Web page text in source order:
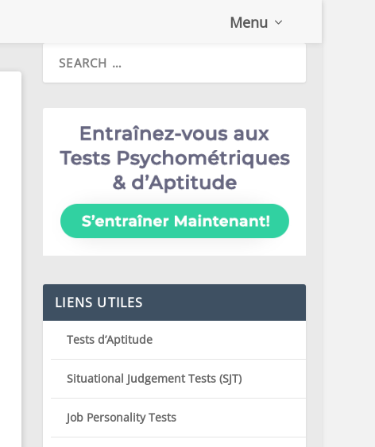
Menu
LIENS UTILES
Tests d’Aptitude
Situational Judgement Tests (SJT)
Job Personality Tests